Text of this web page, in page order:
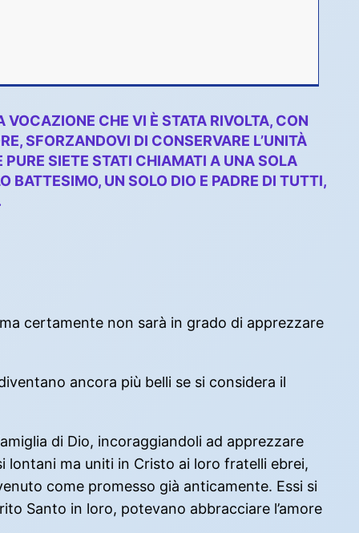
CHE VI È STATA RIVOLTA, CON
SFORZANDOVI DI CONSERVARE L’UNITÀ
PURE SIETE STATI CHIAMATI A UNA SOLA
BATTESIMO, UN SOLO DIO E PADRE DI TUTTI,
certamente non sarà in grado di apprezzare
ancora più belli se si considera il
di Dio, incoraggiandoli ad apprezzare
lontani ma uniti in Cristo ai loro fratelli ebrei,
come promesso già anticamente. Essi si
Santo in loro, potevano abbracciare l’amore